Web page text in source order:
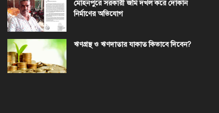
মোহনপুরে সরকারী জমি দখল করে দোকান
নির্মাণের অভিযোগ
ঋণগ্রস্থ ও ঋণদাতার যাকাত কিভাবে দিবেন?